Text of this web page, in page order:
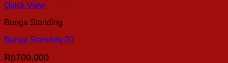
Quick View
Bunga Standing
Bunga Standing 20
Rp700,000